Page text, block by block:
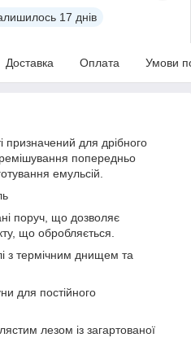
17 днів
Доставка Оплата Умови
призначений для дрібного
попередньо
емульсій.
поруч, що дозволяє
що обробляється.
з термічним днищем та
для постійного
лезом із загартованої